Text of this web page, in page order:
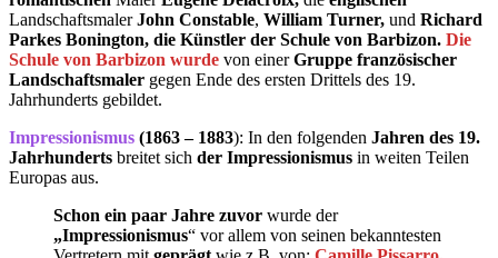
LandschaftsmalerJohn Constable, William Turner, und Richard
Parkes Bonington, die Künstler der Schule von Barbizon. Die
Schule von Barbizon wurde von einerGruppe französischer
Landschaftsmaler gegen Ende des ersten Drittels des 19.
Jahrhunderts gebildet.
Impressionismus (1863 – 1883): In den folgenden Jahren des 19.
Jahrhunderts breitet sich der Impressionismus in weiten Teilen
Europas aus.
Schon ein paar Jahre zuvor wurde der
„Impressionismus“ vor allem von seinen bekanntesten